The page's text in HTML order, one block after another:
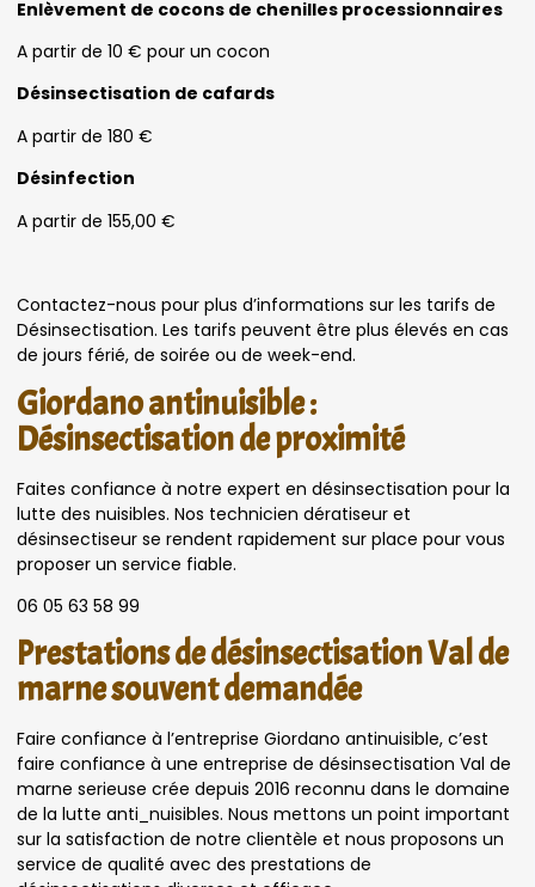
Enlèvement de cocons de chenilles processionnaires
A partir de 10 € pour un cocon
Désinsectisation de cafards
A partir de 180 €
Désinfection
A partir de 155,00 €
Contactez-nous pour plus d’informations sur les tarifs de
Désinsectisation. Les tarifs peuvent être plus élevés en cas
de jours férié, de soirée ou de week-end.
Giordano antinuisible :
Désinsectisation de proximité
Faites confiance à notre expert en désinsectisation pour la
lutte des nuisibles. Nos technicien dératiseur et
désinsectiseur se rendent rapidement sur place pour vous
proposer un service fiable.
06 05 63 58 99
Prestations de désinsectisation Val de
marne souvent demandée
Faire confiance à l’entreprise Giordano antinuisible, c’est
faire confiance à une entreprise de désinsectisation Val de
marne serieuse crée depuis 2016 reconnu dans le domaine
de la lutte anti_nuisibles. Nous mettons un point important
sur la satisfaction de notre clientèle et nous proposons un
service de qualité avec des prestations de